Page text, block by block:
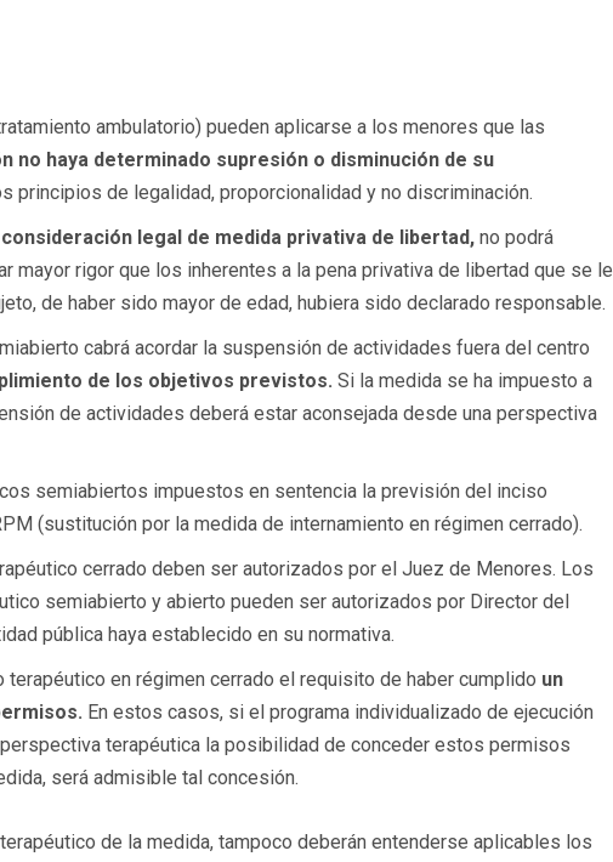
ambulatorio) pueden aplicarse a los menores que las
no haya determinado supresión o disminución de su
principios de legalidad, proporcionalidad y no discriminación.
legal de medida privativa de libertad, no podrá
mayor rigor que los inherentes a la pena privativa de libertad que se le
de haber sido mayor de edad, hubiera sido declarado responsable.
cabrá acordar la suspensión de actividades fuera del centro
de los objetivos previstos. Si la medida se ha impuesto a
de actividades deberá estar aconsejada desde una perspectiva
semiabiertos impuestos en sentencia la previsión del inciso
(sustitución por la medida de internamiento en régimen cerrado).
cerrado deben ser autorizados por el Juez de Menores. Los
semiabierto y abierto pueden ser autorizados por Director del
pública haya establecido en su normativa.
en régimen cerrado el requisito de haber cumplido un
En estos casos, si el programa individualizado de ejecución
terapéutica la posibilidad de conceder estos permisos
será admisible tal concesión.
de la medida, tampoco deberán entenderse aplicables los